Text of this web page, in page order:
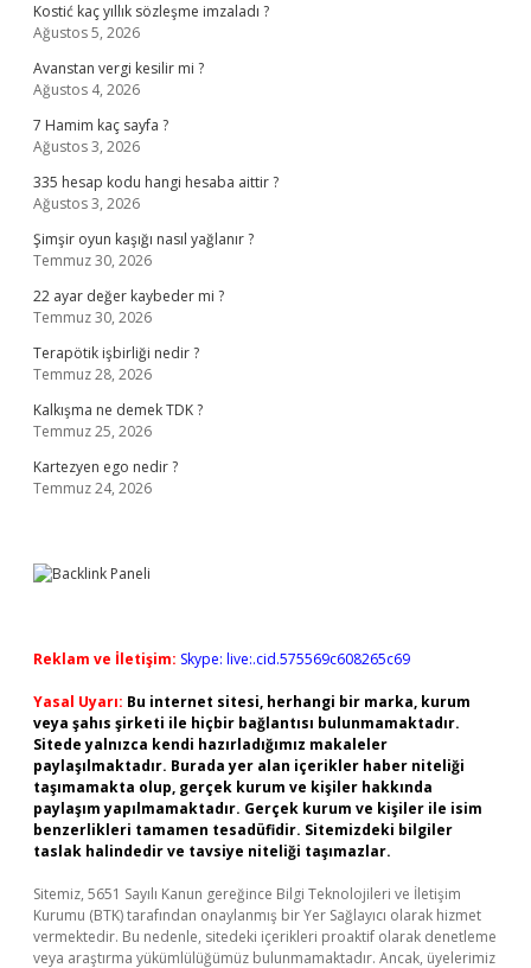
Kostić kaç yıllık sözleşme imzaladı ?
Ağustos 5, 2026
Avanstan vergi kesilir mi ?
Ağustos 4, 2026
7 Hamim kaç sayfa ?
Ağustos 3, 2026
335 hesap kodu hangi hesaba aittir ?
Ağustos 3, 2026
Şimşir oyun kaşığı nasıl yağlanır ?
Temmuz 30, 2026
22 ayar değer kaybeder mi ?
Temmuz 30, 2026
Terapötik işbirliği nedir ?
Temmuz 28, 2026
Kalkışma ne demek TDK ?
Temmuz 25, 2026
Kartezyen ego nedir ?
Temmuz 24, 2026
Reklam ve İletişim: Skype: live:.cid.575569c608265c69
Yasal Uyarı: Bu internet sitesi, herhangi bir marka, kurum
veya şahıs şirketi ile hiçbir bağlantısı bulunmamaktadır.
Sitede yalnızca kendi hazırladığımız makaleler
paylaşılmaktadır. Burada yer alan içerikler haber niteliği
taşımamakta olup, gerçek kurum ve kişiler hakkında
paylaşım yapılmamaktadır. Gerçek kurum ve kişiler ile isim
benzerlikleri tamamen tesadüfidir. Sitemizdeki bilgiler
taslak halindedir ve tavsiye niteliği taşımazlar.
Sitemiz, 5651 Sayılı Kanun gereğince Bilgi Teknolojileri ve İletişim
Kurumu (BTK) tarafından onaylanmış bir Yer Sağlayıcı olarak hizmet
vermektedir. Bu nedenle, sitedeki içerikleri proaktif olarak denetleme
veya araştırma yükümlülüğümüz bulunmamaktadır. Ancak, üyelerimiz